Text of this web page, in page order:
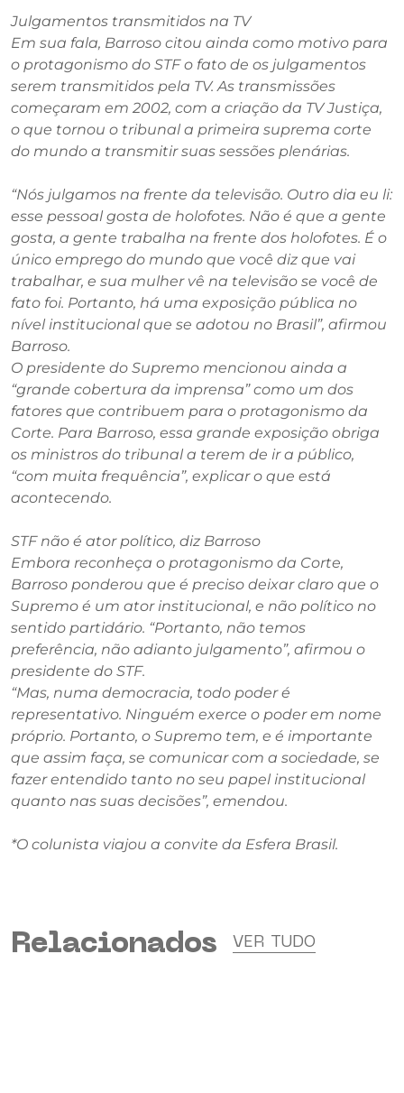
Julgamentos transmitidos na TV
Em sua fala, Barroso citou ainda como motivo para
o protagonismo do STFo fato de os julgamentos
serem transmitidos pela TV. As transmissões
começaram em 2002, com a criação da TV Justiça,
o que tornou o tribunal a primeira suprema corte
do mundo a transmitir suas sessões plenárias.
“Nós julgamos na frente da televisão. Outro dia eu li:
esse pessoal gosta de holofotes. Não é que a gente
gosta, a gente trabalha na frente dos holofotes. É o
único emprego do mundo que você diz que vai
trabalhar, e sua mulher vê na televisão se você de
fato foi. Portanto, há uma exposição pública no
nível institucional que se adotou no Brasil”, afirmou
Barroso.
O presidente do Supremo mencionou ainda a
“grande cobertura da imprensa” como um dos
fatores que contribuem para o protagonismo da
Corte. Para Barroso, essa grande exposição obriga
os ministros do tribunal a terem de ir a público,
“com muita frequência”, explicar o que está
acontecendo.
STF não é ator político, diz Barroso
Embora reconheça o protagonismo da Corte,
Barroso ponderou que é preciso deixar claro que o
Supremo é um ator institucional, e não político no
sentido partidário. “Portanto, não temos
preferência, não adianto julgamento”, afirmou o
presidente do STF.
“Mas, numa democracia, todo poder é
representativo. Ninguém exerce o poder em nome
próprio. Portanto, o Supremo tem, e é importante
que assim faça, se comunicar com a sociedade, se
fazer entendido tanto no seu papel institucional
quanto nas suas decisões”, emendou.
*O colunista viajou a convite da Esfera Brasil.
Relacionados VER TUDO